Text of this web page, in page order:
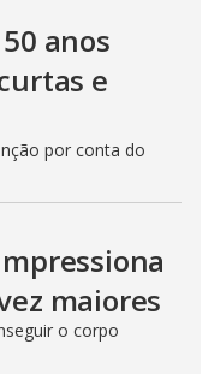
anos
e
por conta do
maiores
o corpo